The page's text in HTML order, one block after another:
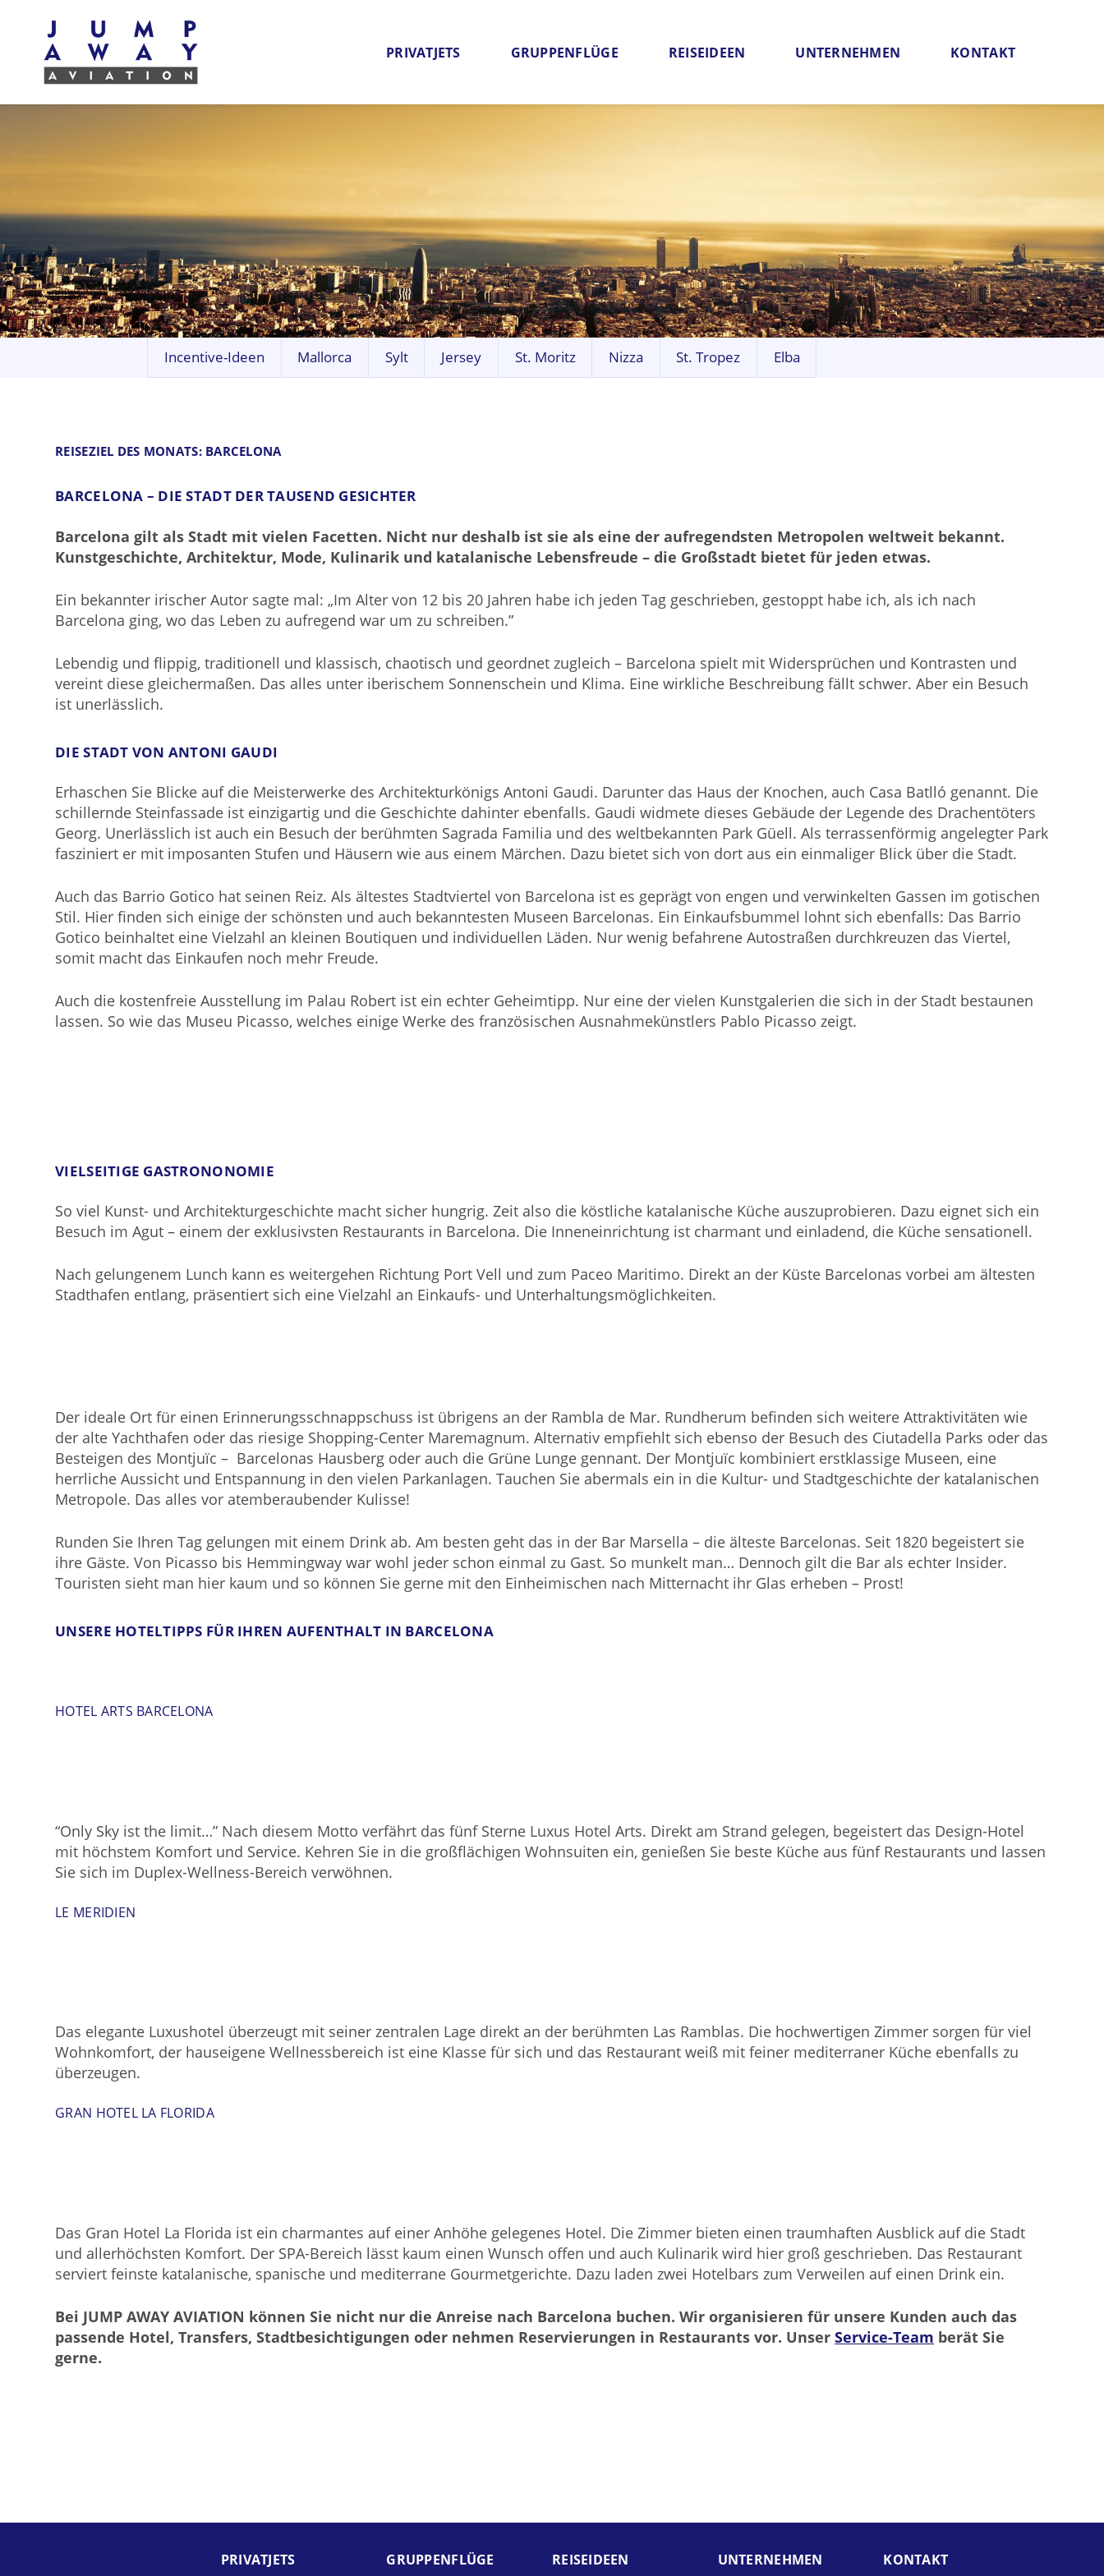
PRIVATJETS GRUPPENFLÜGE REISEIDEEN UNTERNEHMEN KONTAKT
Incentive-Ideen Mallorca Sylt Jersey St. Moritz Nizza St. Tropez Elba
REISEZIEL DES MONATS: BARCELONA
BARCELONA – DIE STADT DER TAUSEND GESICHTER
Barcelona gilt als Stadt mit vielen Facetten. Nicht nur deshalb ist sie als eine der aufregendsten Metropolen weltweit bekannt.
Kunstgeschichte, Architektur, Mode, Kulinarik und katalanische Lebensfreude – die Großstadt bietet für jeden etwas.
Ein bekannter irischer Autor sagte mal: „Im Alter von 12 bis 20 Jahren habe ich jeden Tag geschrieben, gestoppt habe ich, als ich nach
Barcelona ging, wo das Leben zu aufregend war um zu schreiben.”
Lebendig und flippig, traditionell und klassisch, chaotisch und geordnet zugleich – Barcelona spielt mit Widersprüchen und Kontrasten und
vereint diese gleichermaßen. Das alles unter iberischem Sonnenschein und Klima. Eine wirkliche Beschreibung fällt schwer. Aber ein Besuch
ist unerlässlich.
DIE STADT VON ANTONI GAUDI
Erhaschen Sie Blicke auf die Meisterwerke des Architekturkönigs Antoni Gaudi. Darunter das Haus der Knochen, auch Casa Batlló genannt. Die
schillernde Steinfassade ist einzigartig und die Geschichte dahinter ebenfalls. Gaudi widmete dieses Gebäude der Legende des Drachentöters
Georg. Unerlässlich ist auch ein Besuch der berühmten Sagrada Familia und des weltbekannten Park Güell. Als terrassenförmig angelegter Park
fasziniert er mit imposanten Stufen und Häusern wie aus einem Märchen. Dazu bietet sich von dort aus ein einmaliger Blick über die Stadt.
Auch das Barrio Gotico hat seinen Reiz. Als ältestes Stadtviertel von Barcelona ist es geprägt von engen und verwinkelten Gassen im gotischen
Stil. Hier finden sich einige der schönsten und auch bekanntesten Museen Barcelonas. Ein Einkaufsbummel lohnt sich ebenfalls: Das Barrio
Gotico beinhaltet eine Vielzahl an kleinen Boutiquen und individuellen Läden. Nur wenig befahrene Autostraßen durchkreuzen das Viertel,
somit macht das Einkaufen noch mehr Freude.
Auch die kostenfreie Ausstellung im Palau Robert ist ein echter Geheimtipp. Nur eine der vielen Kunstgalerien die sich in der Stadt bestaunen
lassen. So wie das Museu Picasso, welches einige Werke des französischen Ausnahmekünstlers Pablo Picasso zeigt.
VIELSEITIGE GASTRONONOMIE
So viel Kunst- und Architekturgeschichte macht sicher hungrig. Zeit also die köstliche katalanische Küche auszuprobieren. Dazu eignet sich ein
Besuch im Agut – einem der exklusivsten Restaurants in Barcelona. Die Inneneinrichtung ist charmant und einladend, die Küche sensationell.
Nach gelungenem Lunch kann es weitergehen Richtung Port Vell und zum Paceo Maritimo. Direkt an der Küste Barcelonas vorbei am ältesten
Stadthafen entlang, präsentiert sich eine Vielzahl an Einkaufs- und Unterhaltungsmöglichkeiten.
Der ideale Ort für einen Erinnerungsschnappschuss ist übrigens an der Rambla de Mar. Rundherum befinden sich weitere Attraktivitäten wie
der alte Yachthafen oder das riesige Shopping-Center Maremagnum. Alternativ empfiehlt sich ebenso der Besuch des Ciutadella Parks oder das
Besteigen des Montjuïc – Barcelonas Hausberg oder auch die Grüne Lunge gennant. Der Montjuïc kombiniert erstklassige Museen, eine
herrliche Aussicht und Entspannung in den vielen Parkanlagen. Tauchen Sie abermals ein in die Kultur- und Stadtgeschichte der katalanischen
Metropole. Das alles vor atemberaubender Kulisse!
Runden Sie Ihren Tag gelungen mit einem Drink ab. Am besten geht das in der Bar Marsella – die älteste Barcelonas. Seit 1820 begeistert sie
ihre Gäste. Von Picasso bis Hemmingway war wohl jeder schon einmal zu Gast. So munkelt man… Dennoch gilt die Bar als echter Insider.
Touristen sieht man hier kaum und so können Sie gerne mit den Einheimischen nach Mitternacht ihr Glas erheben – Prost!
UNSERE HOTELTIPPS FÜR IHREN AUFENTHALT IN BARCELONA
HOTEL ARTS BARCELONA
“Only Sky ist the limit…” Nach diesem Motto verfährt das fünf Sterne Luxus Hotel Arts. Direkt am Strand gelegen, begeistert das Design-Hotel
mit höchstem Komfort und Service. Kehren Sie in die großflächigen Wohnsuiten ein, genießen Sie beste Küche aus fünf Restaurants und lassen
Sie sich im Duplex-Wellness-Bereich verwöhnen.
LE MERIDIEN
Das elegante Luxushotel überzeugt mit seiner zentralen Lage direkt an der berühmten Las Ramblas. Die hochwertigen Zimmer sorgen für viel
Wohnkomfort, der hauseigene Wellnessbereich ist eine Klasse für sich und das Restaurant weiß mit feiner mediterraner Küche ebenfalls zu
überzeugen.
GRAN HOTEL LA FLORIDA
Das Gran Hotel La Florida ist ein charmantes auf einer Anhöhe gelegenes Hotel. Die Zimmer bieten einen traumhaften Ausblick auf die Stadt
und allerhöchsten Komfort. Der SPA-Bereich lässt kaum einen Wunsch offen und auch Kulinarik wird hier groß geschrieben. Das Restaurant
serviert feinste katalanische, spanische und mediterrane Gourmetgerichte. Dazu laden zwei Hotelbars zum Verweilen auf einen Drink ein.
Bei JUMP AWAY AVIATION können Sie nicht nur die Anreise nach Barcelona buchen. Wir organisieren für unsere Kunden auch das
passende Hotel, Transfers, Stadtbesichtigungen oder nehmen Reservierungen in Restaurants vor. UnserService-Team berät Sie
gerne.
PRIVAT­JETS GRUPPEN­FLÜGE REISE­IDEEN UNTER­NEHMEN KONTAKT